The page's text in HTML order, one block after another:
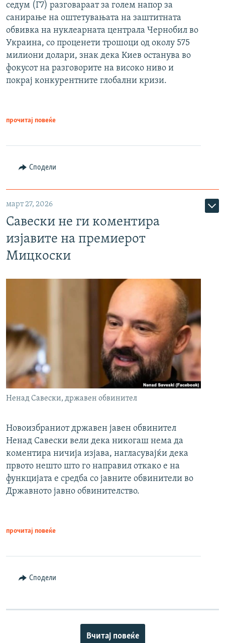
седум (Г7) разговараат за голем напор за
санирање на оштетувањата на заштитната
обвивка на нуклеарната централа Чернобил во
Украина, со проценети трошоци од околу 575
милиони долари, знак дека Киев останува во
фокусот на разговорите на високо ниво и
покрај конкурентните глобални кризи.
прочитај повеќе
Сподели
март 27, 2026
Савески не ги коментира
изјавите на премиерот
Мицкоски
Ненад Савески, државен обвинител
Новоизбраниот државен јавен обвинител
Ненад Савески вели дека никогаш нема да
коментира ничија изјава, нагласувајќи дека
првото нешто што го направил откако е на
функцијата е средба со јавните обвинители во
Државното јавно обвинителство.
прочитај повеќе
Сподели
Вчитај повеќе